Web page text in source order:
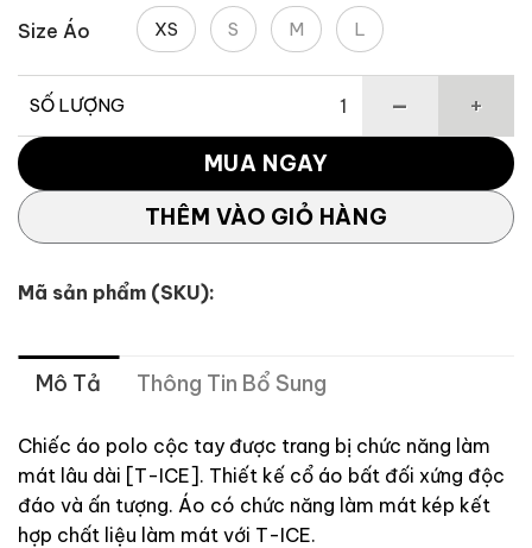
Size Áo XS S M L
SỐ LƯỢNG
Áo Polo Nữ Thể Thao Thoáng Mát TAYLORMADE T-ICE
THÊM VÀO GIỎ HÀNG
MUA NGAY
Mã sản phẩm (SKU):
Mô Tả Thông Tin Bổ Sung
Chiếc áo polo cộc tay được trang bị chức năng làm
mát lâu dài [T-ICE]. Thiết kế cổ áo bất đối xứng độc
đáo và ấn tượng. Áo có chức năng làm mát kép kết
hợp chất liệu làm mát với T-ICE.